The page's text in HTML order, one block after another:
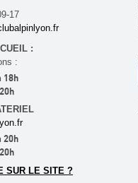
17
:
:
18h
20h
SUR LE SITE ?